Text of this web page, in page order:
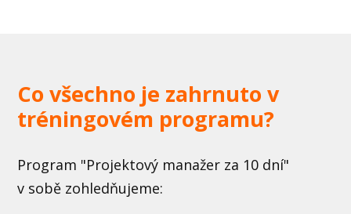
Co všechno je zahrnuto v
tréningovém programu?
Program "Projektový manažer za 10 dní"
v sobě zohledňujeme: